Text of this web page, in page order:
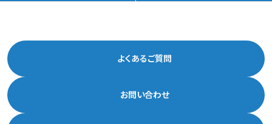
よくあるご質問
お問い合わせ